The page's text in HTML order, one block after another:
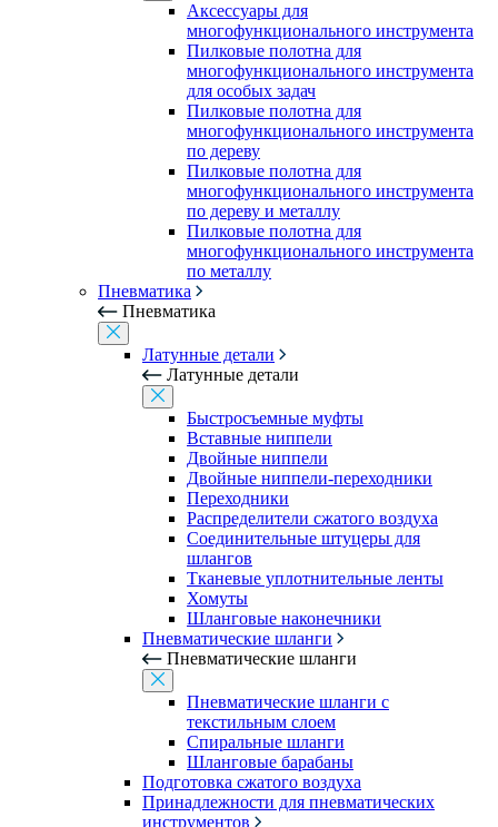
Аксессуары для
многофункционального инструмента
Пилковые полотна для
многофункционального инструмента
для особых задач
Пилковые полотна для
многофункционального инструмента
по дереву
Пилковые полотна для
многофункционального инструмента
по дереву и металлу
Пилковые полотна для
многофункционального инструмента
по металлу
Пневматика
Пневматика
Латунные детали
Латунные детали
Быстросъемные муфты
Вставные ниппели
Двойные ниппели
Двойные ниппели-переходники
Переходники
Распределители сжатого воздуха
Соединительные штуцеры для
шлангов
Тканевые уплотнительные ленты
Хомуты
Шланговые наконечники
Пневматические шланги
Пневматические шланги
Пневматические шланги с
текстильным слоем
Спиральные шланги
Шланговые барабаны
Подготовка сжатого воздуха
Принадлежности для пневматических
инструментов